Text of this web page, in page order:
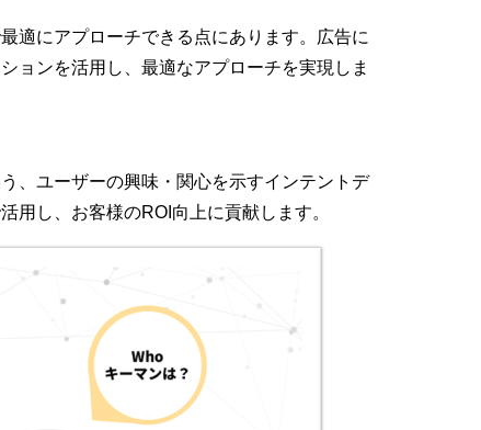
適にアプローチできる点にあります。広告に
ョンを活用し、最適なアプローチを実現しま
、ユーザーの興味・関心を示すインテントデ
用し、お客様のROI向上に貢献します。